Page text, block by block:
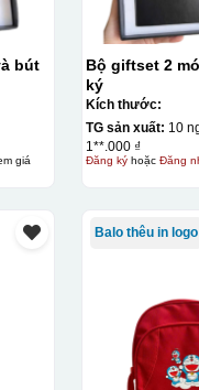
bút
giá
Bộ giftset 2
ký
Kích thước:
TG sản xuất: 10
1**.000 ₫
Đăng kýhoặc Đăng
Balo thêu in logo